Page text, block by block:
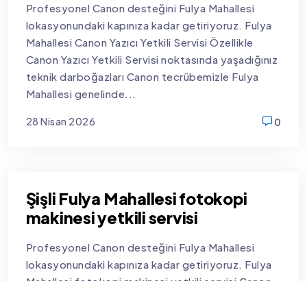
Profesyonel Canon desteğini Fulya Mahallesi
lokasyonundaki kapınıza kadar getiriyoruz. Fulya
Mahallesi Canon Yazıcı Yetkili Servisi Özellikle
Canon Yazıcı Yetkili Servisi noktasında yaşadığınız
teknik darboğazları Canon tecrübemizle Fulya
Mahallesi genelinde...
28 Nisan 2026
0
Şişli Fulya Mahallesi fotokopi
makinesi yetkili servisi
Profesyonel Canon desteğini Fulya Mahallesi
lokasyonundaki kapınıza kadar getiriyoruz. Fulya